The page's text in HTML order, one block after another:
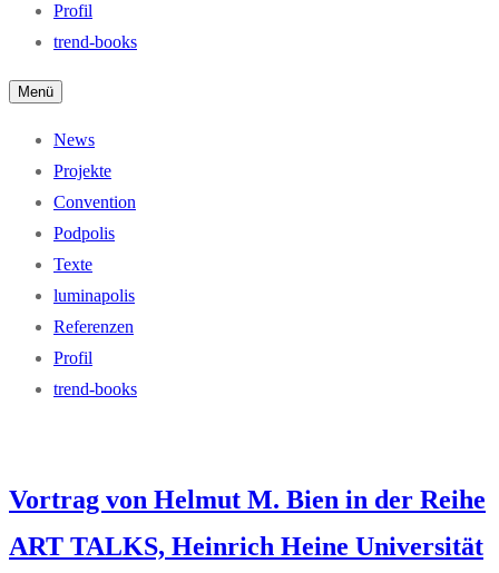
Profil
trend-books
Menü
News
Projekte
Convention
Podpolis
Texte
luminapolis
Referenzen
Profil
trend-books
Vortrag von Helmut M. Bien in der Reihe
ART TALKS, Heinrich Heine Universität